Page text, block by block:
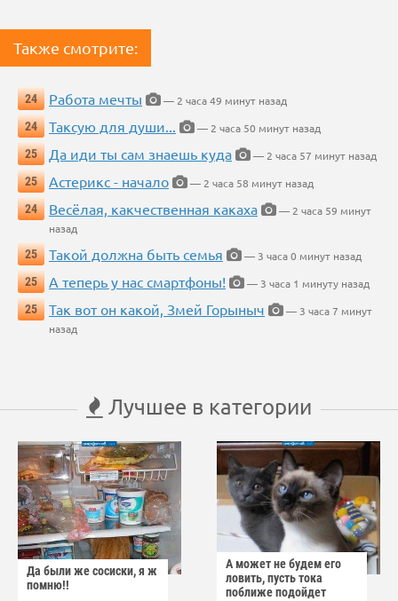
Также смотрите:
24 Работа мечты
— 2 часа 49 минут назад
24
Таксую для души...
— 2 часа 50 минут назад
25
Да иди ты сам знаешь куда
— 2 часа 57 минут назад
25
Астерикс - начало
— 2 часа 58 минут назад
24
Весёлая, какчественная какаха
— 2 часа 59 минут
назад
25
Такой должна быть семья
— 3 часа 0 минут назад
25
А теперь у нас смартфоны!
— 3 часа 1 минуту назад
25
Так вот он какой, Змей Горыныч
— 3 часа 7 минут
назад
Лучшее в категории
Да были же сосиски, я ж
помню!!
А может не будем его
ловить, пусть тока
поближе подойдет